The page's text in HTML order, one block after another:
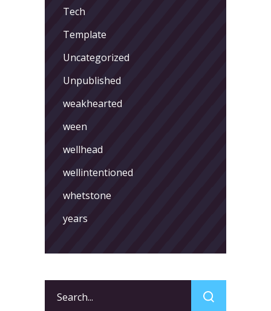
Tech
Template
Uncategorized
Unpublished
weakhearted
ween
wellhead
wellintentioned
whetstone
years
for: